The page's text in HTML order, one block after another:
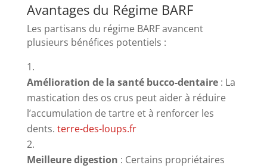
Avantages du Régime BARF
Les partisans du régime BARF avancent
plusieurs bénéfices potentiels :
Amélioration de la santé bucco-dentaire: La
mastication des os crus peut aider à réduire
l’accumulation de tartre et à renforcer les
dents. terre-des-loups.fr
Meilleure digestion : Certains propriétaires